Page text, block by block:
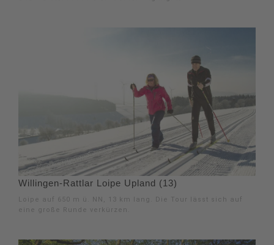
Willingen-Rattlar Loipe Upland (13)
Loipe auf 650 m ü. NN, 13 km lang. Die Tour lässt sich auf
eine große Runde verkürzen.